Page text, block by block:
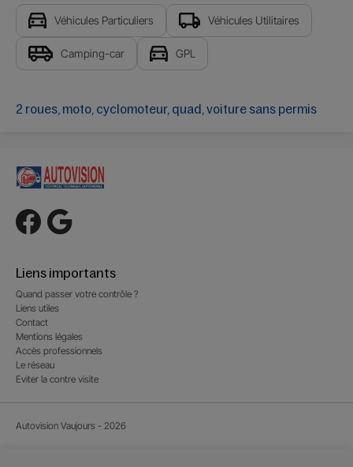
Véhicules Particuliers Véhicules Utilitaires
Camping-car GPL
2 roues, moto, cyclomoteur, quad, voiture sans permis
Liens importants
Quand passer votre contrôle ?
Liens utiles
Contact
Mentions légales
Accès professionnels
Le réseau
Eviter la contre visite
Autovision Vaujours - 2026